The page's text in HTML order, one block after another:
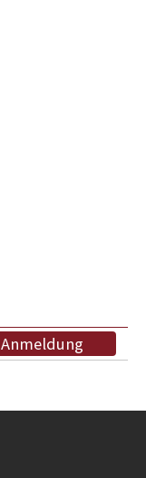
Anmeldung